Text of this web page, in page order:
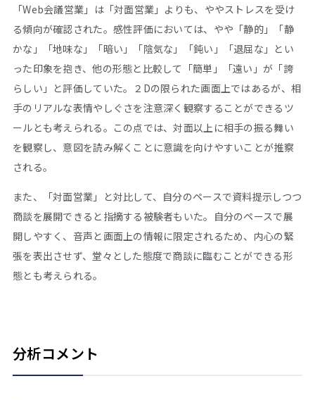
「Web会議営業」は「対面営業」よりも、ややストレスを受け
る傾向が確認された。感性評価においては、やや「静的」「静
かな」「地味な」「暗い」「陰気な」「鈍い」「退屈な」とい
った印象を抱き、他の形態と比較して「簡単」「遠い」が「誇
らしい」と評価していた。２Dの限られた画面上ではあるが、相
手のリアルな表情やしぐさを注意深く観察することができるツ
ールとも考えられる。この点では、対面以上に相手の振る舞い
を観察し、意図を読み解くことに意識を向けやすいことが推察
される。
また、「対面営業」と対比して、自分のペースで資料提示しつつ
商談を展開できると指摘する被験者もいた。自分のペースで展
開しやすく、音声と画面上の情報に限定されるため、内心の緊
張を表出させず、堂々とした態度で商談に臨むことができる形
態とも考えられる。
分析コメント